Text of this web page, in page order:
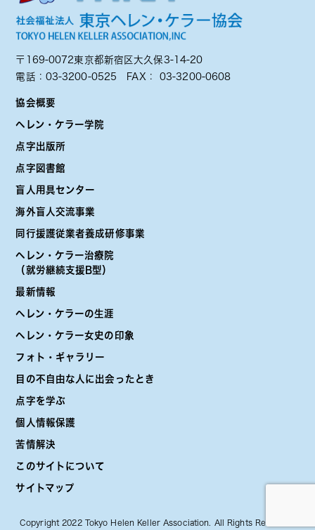
〒169-0072東京都新宿区大久保3-14-20
電話： 03-3200-0525 FAX： 03-3200-0608
協会概要
ヘレン・ケラー学院
点字出版所
点字図書館
盲人用具センター
海外盲人交流事業
同行援護従業者養成研修事業
ヘレン・ケラー治療院
（就労継続支援B型）
最新情報
ヘレン・ケラーの生涯
ヘレン・ケラー女史の印象
フォト・ギャラリー
目の不自由な人に出会ったとき
点字を学ぶ
個人情報保護
苦情解決
このサイトについて
サイトマップ
Copyright 2022 Tokyo Helen Keller Association. All Rights Reserved.